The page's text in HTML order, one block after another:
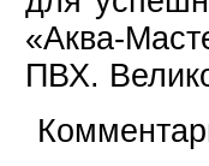
«Аква-
ПВХ.